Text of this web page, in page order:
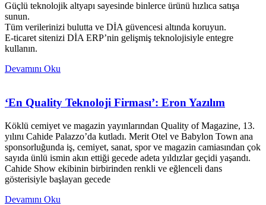
Güçlü teknolojik altyapı sayesinde binlerce ürünü hızlıca satışa
sunun.
Tüm verilerinizi bulutta ve DİA güvencesi altında koruyun.
E-ticaret sitenizi DİA ERP’nin gelişmiş teknolojisiyle entegre
kullanın.
Devamını Oku
‘En Quality Teknoloji Firması’: Eron Yazılım
Köklü cemiyet ve magazin yayınlarından Quality of Magazine, 13.
yılını Cahide Palazzo’da kutladı. Merit Otel ve Babylon Town ana
sponsorluğunda iş, cemiyet, sanat, spor ve magazin camiasından çok
sayıda ünlü ismin akın ettiği gecede adeta yıldızlar geçidi yaşandı.
Cahide Show ekibinin birbirinden renkli ve eğlenceli dans
gösterisiyle başlayan gecede
Devamını Oku